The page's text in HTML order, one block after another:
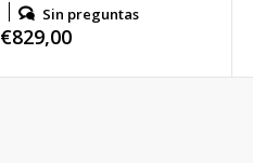
Sin preguntas
Precio
€829,00